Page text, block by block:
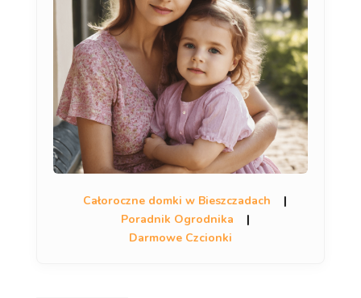
Całoroczne domki w Bieszczadach
|
Poradnik Ogrodnika
|
Darmowe Czcionki